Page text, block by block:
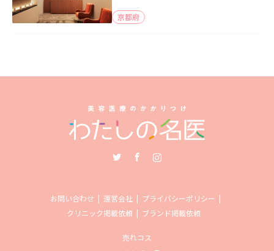
京都府
お問い合わせ 運営会社
プライバシーポリシー
クリニック掲載依頼
ブランド掲載依頼
売れコス